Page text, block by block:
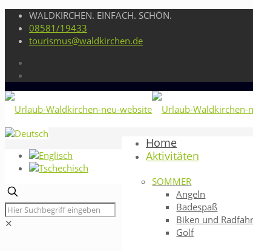
WALDKIRCHEN. EINFACH. SCHÖN.
08581/19433
tourismus@waldkirchen.de
Home
Aktivitäten
SOMMER
Angeln
Badespaß
Biken und
Golf
✕